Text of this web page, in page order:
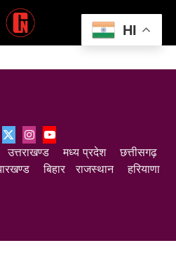
X
(Twitter)
InstagramYouTube
उत्तराखण्ड मध्य प्रदेश
छत्तीसगढ़
बिहार राजस्थान हरियाणा
HI